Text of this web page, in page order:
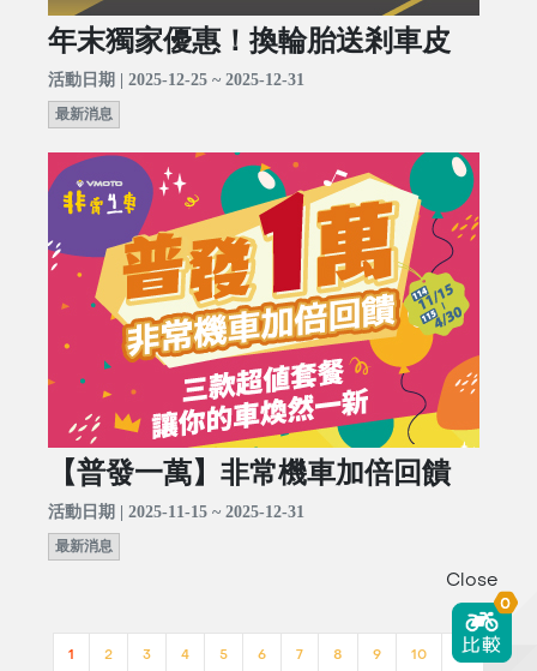
年末獨家優惠！換輪胎送剎車皮
活動日期 | 2025-12-25 ~ 2025-12-31
最新消息
【普發一萬】非常機車加倍回饋
活動日期 | 2025-11-15 ~ 2025-12-31
最新消息
1 2 3 4 5 6 7 8 9 10 >>
Close
0